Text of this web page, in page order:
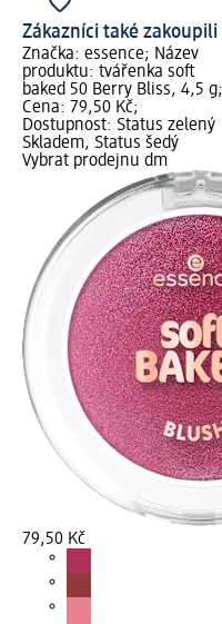
Zákazníci také zakoupili
Značka: essence; Název
produktu: tvářenka soft
baked 50 Berry Bliss, 4,5 g;
Cena: 79,50 Kč;
Dostupnost: Status zelený
Skladem, Status šedý
Vybrat prodejnu dm
79,50 Kč